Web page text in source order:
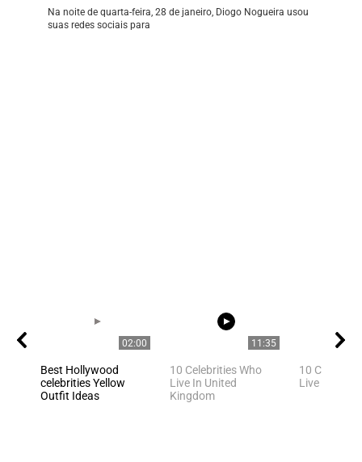
Na noite de quarta-feira, 28 de janeiro, Diogo Nogueira usou
suas redes sociais para
02:00
Best Hollywood
celebrities Yellow
Outfit Ideas
11:35
10 Celebrities Who
Live In United
Kingdom
10
Live In Los